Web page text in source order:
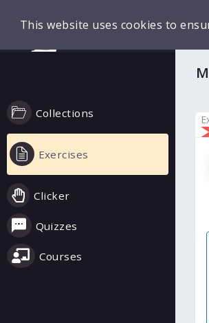
This website uses cookies to
Collections
Exercises
Clicker
Quizzes
Courses